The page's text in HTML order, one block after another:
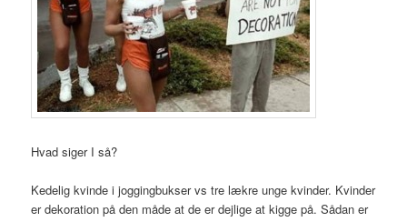
Hvad siger I så?
Kedelig kvinde i joggingbukser vs tre lækre unge kvinder. Kvinder
er dekoration på den måde at de er dejlige at kigge på. Sådan er